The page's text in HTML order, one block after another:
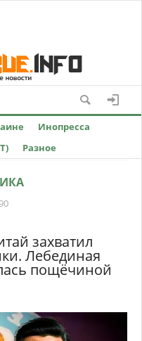
Инопресса
Разное
захватил
Лебединая
пощёчиной